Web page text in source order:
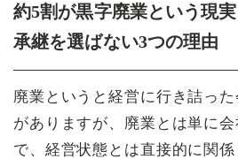
約5割が黒字廃業という現
承継を選ばない3つの理由
廃業というと経営に行き詰っ
がありますが、廃業とは単に
で、経営状態とは直接的に関係